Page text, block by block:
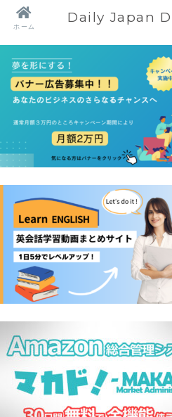
ホーム
Daily Japan